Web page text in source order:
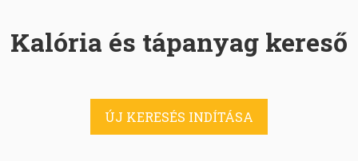
Kalória és tápanyag kereső
ÚJ KERESÉS INDÍTÁSA